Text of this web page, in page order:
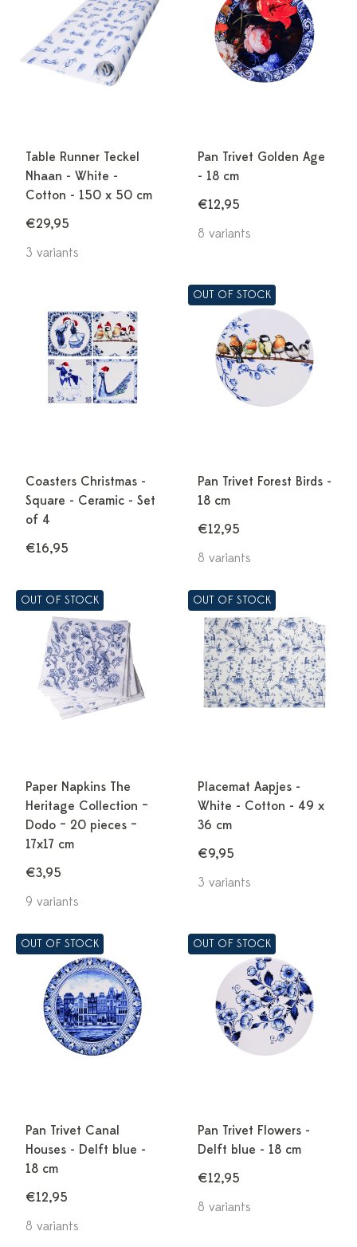
Table Runner Teckel
Nhaan - White -
Cotton - 150 x 50 cm
€29,95
3 variants
Pan Trivet Golden Age
- 18 cm
€12,95
8 variants
Coasters Christmas -
Square - Ceramic - Set
of 4
€16,95
OUT OF STOCK
Pan Trivet Forest Birds -
18 cm
€12,95
8 variants
OUT OF STOCK
Paper Napkins The
Heritage Collection –
Dodo – 20 pieces –
17x17 cm
€3,95
9 variants
OUT OF STOCK
Placemat Aapjes -
White - Cotton - 49 x
36 cm
€9,95
3 variants
OUT OF STOCK
Pan Trivet Canal
Houses - Delft blue -
18 cm
€12,95
8 variants
OUT OF STOCK
Pan Trivet Flowers -
Delft blue - 18 cm
€12,95
8 variants